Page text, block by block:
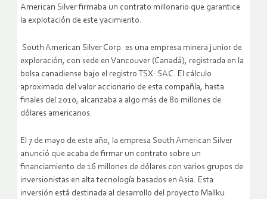
American Silver firmaba un contrato millonario que garantice
la explotación de este yacimiento.
South American Silver Corp. es una empresa minera junior de
exploración, con sede en Vancouver (Canadá), registrada en la
bolsa canadiense bajo el registro TSX: SAC. El cálculo
aproximado del valor accionario de esta compañía, hasta
finales del 2010, alcanzaba a algo más de 80 millones de
dólares americanos.
El 7 de mayo de este año, la empresa South American Silver
anunció que acaba de firmar un contrato sobre un
financiamiento de 16 millones de dólares con varios grupos de
inversionistas en alta tecnología basados en Asia. Esta
inversión está destinada al desarrollo del proyecto Mallku